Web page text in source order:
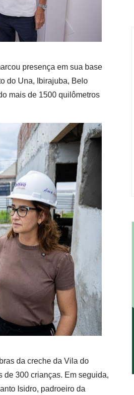
presença em sua base
do Una, Ibirajuba, Belo
mais de 1500 quilômetros
da creche da Vila do
de 300 crianças. Em seguida,
Isidro, padroeiro da